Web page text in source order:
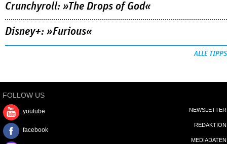
Crunchyroll: »The Drops of God«
Disney+: »Furious«
ALLE TIPPS
FOLLOW US
youtube
facebook
NEWSLETTER
REDAKTION
MEDIADATEN